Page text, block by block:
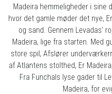
Madeira hemmeligheder i sine
hvor det gamle møder det nye,
og sand. Gennem Levadas'
Madeira, lige fra starten. Med
store spil, Afslører
af Atlantens stolthed, Er
Fra Funchals lyse gader til
Madeira, for